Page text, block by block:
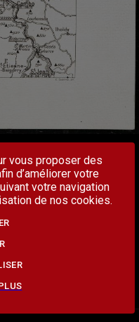
vous proposer des
d’améliorer votre
votre navigation
de nos cookies.